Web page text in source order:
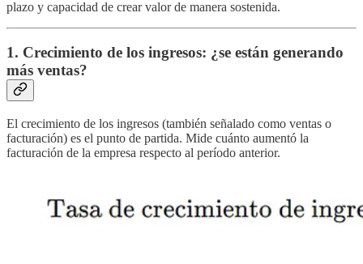
plazo y capacidad de crear valor de manera sostenida.
1. Crecimiento de los ingresos: ¿se están generando
más ventas?
El crecimiento de los ingresos (también señalado como ventas o
facturación) es el punto de partida. Mide cuánto aumentó la
facturación de la empresa respecto al período anterior.